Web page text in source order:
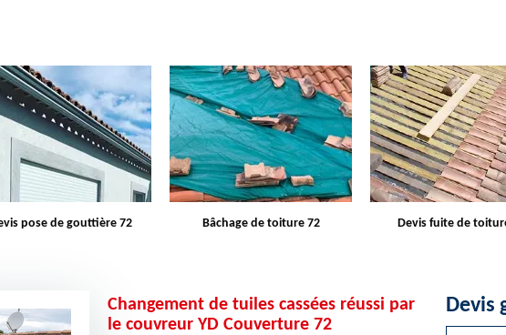
Bâchage de toiture 72 Devis fuite de toiture 72 Entreprise de
Changement de tuiles cassées réussi par
le couvreur YD Couverture 72
Devis